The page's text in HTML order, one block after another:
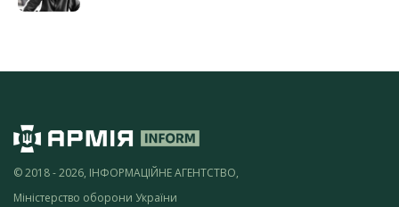
© 2018 - 2026, ІНФОРМАЦІЙНЕ АГЕНТСТВО,
Міністерство оборони України